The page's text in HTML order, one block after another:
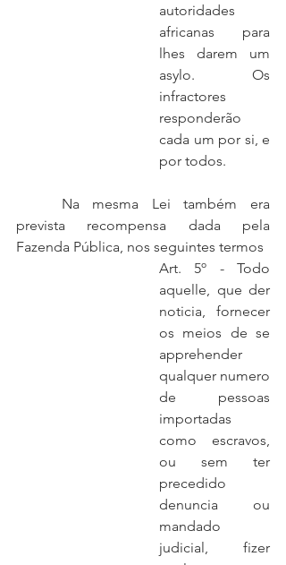
autoridades
africanas para
lhes darem um
asylo. Os
infractores
responderão
cada um por si, e
por todos.
prevista recompensa dada pela
Fazenda Pública, nos seguintes termos
Art. 5º - Todo
aquelle, que der
noticia, fornecer
os meios de se
apprehender
qualquer numero
de pessoas
importadas
como escravos,
ou sem ter
precedido
denuncia ou
mandado
judicial, fizer